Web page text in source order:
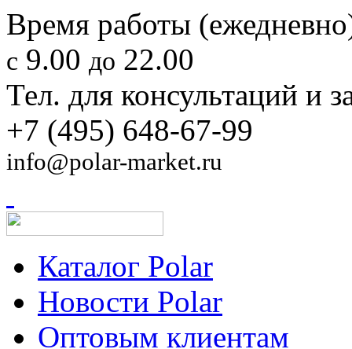
Время работы
с 9.00 до 22.00
Тел. для консультаций и
+7 (495) 648-67-99
info@polar-market.ru
Каталог Polar
Новости Polar
Оптовым клиентам